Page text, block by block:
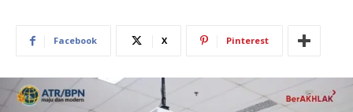
Facebook X Pinterest